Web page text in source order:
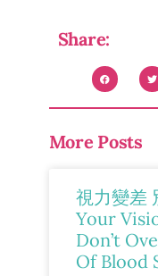
Share:
More Posts
視力變差
Your
Don’t
Of Blood